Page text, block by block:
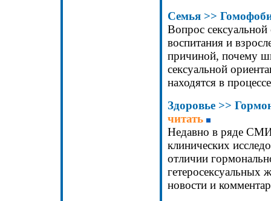
Семья >>
Вопрос
воспитания и
причиной, почему
сексуальной
находятся в
Здоровье >>
читать
Недавно в ряде СМИ
клинических
отличии
новости и